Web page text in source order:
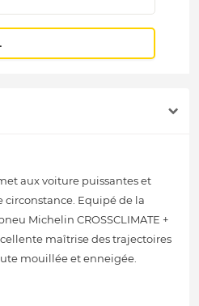
aux voiture puissantes et
circonstance. Equipé de la
Michelin CROSSCLIMATE +
maîtrise des trajectoires
mouillée et enneigée.